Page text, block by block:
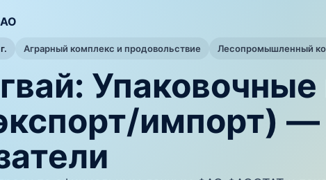
Аграрный комплекс и продовольствие Лесопромышленный
импорт)